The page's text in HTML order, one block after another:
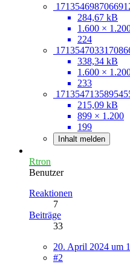
284,67 kB
1.600 ×
224
338,34 kB
1.600 ×
233
215,09 kB
899 × 1.200
199
Inhalt melden
Rtron
Benutzer
Reaktionen
7
Beiträge
33
20. April 2024 um
#2